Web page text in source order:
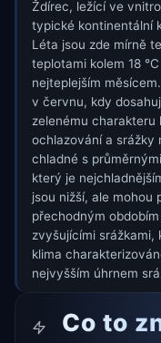
Ždírec, ležící ve
typické kontinentální
Léta jsou zde mírně
teplotami kolem 18
nejteplejším
v červnu, kdy
zelenému charakteru
ochlazování a srážky
chladné s
který je
jsou nižší, ale mohou
přechodným
zvyšujícími srážkami,
klima
nejvyšším úhrnem
Co to